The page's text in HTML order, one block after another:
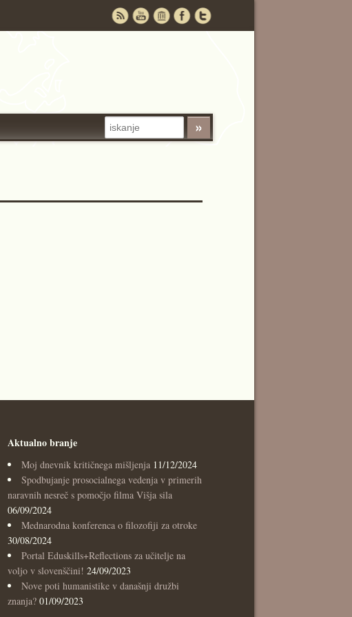
Aktualno branje
Moj dnevnik kritičnega mišljenja 11/12/2024
Spodbujanje prosocialnega vedenja v primerih
naravnih nesreč s pomočjo filma Višja sila
06/09/2024
Mednarodna konferenca o filozofiji za otroke
30/08/2024
Portal Eduskills+Reflections za učitelje na
voljo v slovenščini! 24/09/2023
Nove poti humanistike v današnji družbi
znanja? 01/09/2023